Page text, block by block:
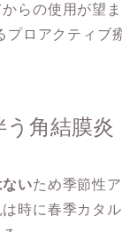
らの使用が望ま
プロアクティブ
う角結膜炎
いため季節性
時に春季カタ